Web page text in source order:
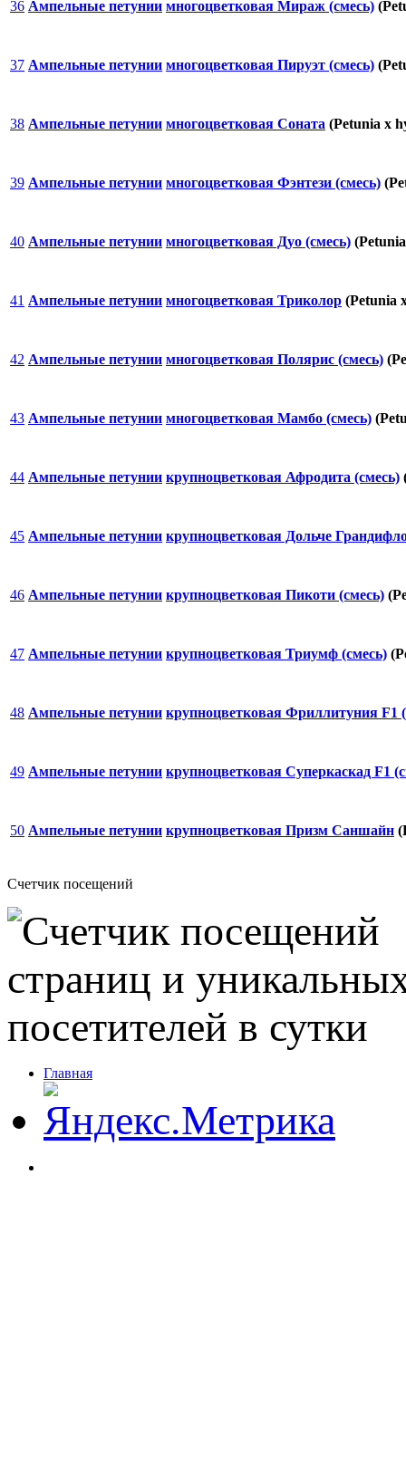
36 Ампельные петунии многоцветковая Мираж (смесь)
37 Ампельные петунии многоцветковая Пируэт (смесь)
38 Ампельные петунии многоцветковая Соната (Petunia x
39 Ампельные петунии многоцветковая Фэнтези (смесь)
40 Ампельные петунии многоцветковая Дуо (смесь)
41 Ампельные петунии многоцветковая Триколор (Petunia
42 Ампельные петунии многоцветковая Полярис (смесь)
43 Ампельные петунии многоцветковая Мамбо (смесь)
44 Ампельные петунии крупноцветковая Афродита (смесь)
45 Ампельные петунии крупноцветковая Дольче
46 Ампельные петунии крупноцветковая Пикоти (смесь)
47 Ампельные петунии крупноцветковая Триумф (смесь)
48 Ампельные петунии крупноцветковая Фриллитуния F1
49 Ампельные петунии крупноцветковая Суперкаскад F1
50 Ампельные петунии крупноцветковая Призм Саншайн
Счетчик посещений
Главная